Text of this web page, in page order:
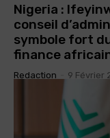
Nigeria :
conseil
symbole fort
finance
Redaction 9 Février